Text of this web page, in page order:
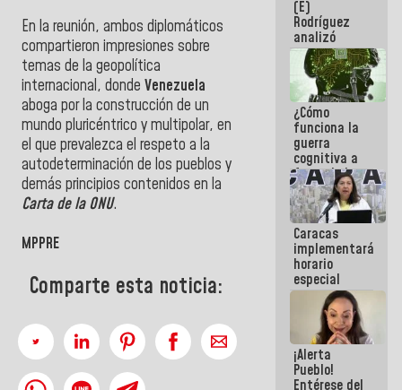
En la reunión, ambos diplomáticos
compartieron impresiones sobre
temas de la geopolítica
internacional, donde Venezuela
aboga por la construcción de un
mundo pluricéntrico y multipolar, en
el que prevalezca el respeto a la
autodeterminación de los pueblos y
demás principios contenidos en la
Carta de la ONU.
MPPRE
Comparte esta noticia:
la semana
que viene
hay
programa
(E)
Rodríguez
analizó
junto a
gobernadores
planes de
recuperación
del Sistema
Eléctrico
Nacional
¿Cómo
funciona la
guerra
cognitiva a
favor de la
narrativa
hegemónica?
(1)
Caracas
implementará
horario
especial
para
adaptarse
al plan de
ahorro
energético
¡Alerta
Pueblo!
Entérese del